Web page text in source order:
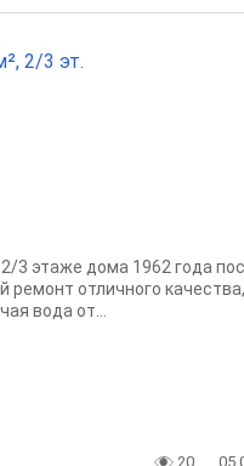
2/3 эт.
3 этаже дома 1962 года
отличного
вода от...
20